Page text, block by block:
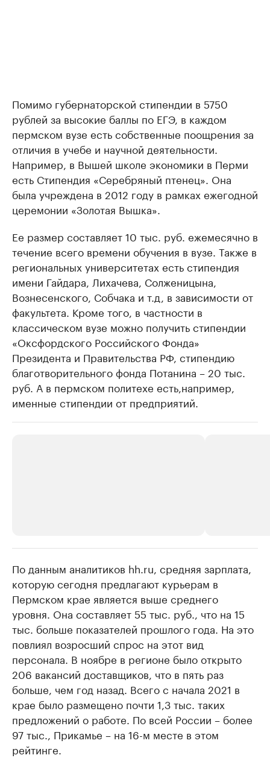
Помимо губернаторской стипендии в 5750
рублей за высокие баллы по ЕГЭ, в каждом
пермском вузе есть собственные поощрения за
отличия в учебе и научной деятельности.
Например, в Вышей школе экономики в Перми
есть Стипендия «Серебряный птенец». Она
была учреждена в 2012 году в рамках ежегодной
церемонии «Золотая Вышка».
Ее размер составляет 10 тыс. руб. ежемесячно в
течение всего времени обучения в вузе. Также в
региональных университетах есть стипендия
имени Гайдара, Лихачева, Солженицына,
Вознесенского, Собчака и т.д, в зависимости от
факультета. Кроме того, в частности в
классическом вузе можно получить стипендии
«Оксфордского Российского Фонда»
Президента и Правительства РФ, стипендию
благотворительного фонда Потанина – 20 тыс.
руб. А в пермском политехе есть,например,
именные стипендии от предприятий.
Крупнейшие производители и
продавцы медийной продукции
Ознакомьтесь с информацией в каталоге
Страховые
Посмотрите в
По данным аналитиков hh.ru, средняя зарплата,
которую сегодня предлагают курьерам в
Пермском крае является выше среднего
уровня. Она составляет 55 тыс. руб., что на 15
тыс. больше показателей прошлого года. На это
повлиял возросший спрос на этот вид
персонала. В ноябре в регионе было открыто
206 вакансий доставщиков, что в пять раз
больше, чем год назад. Всего с начала 2021 в
крае было размещено почти 1,3 тыс. таких
предложений о работе. По всей России – более
97 тыс., Прикамье – на 16-м месте в этом
рейтинге.